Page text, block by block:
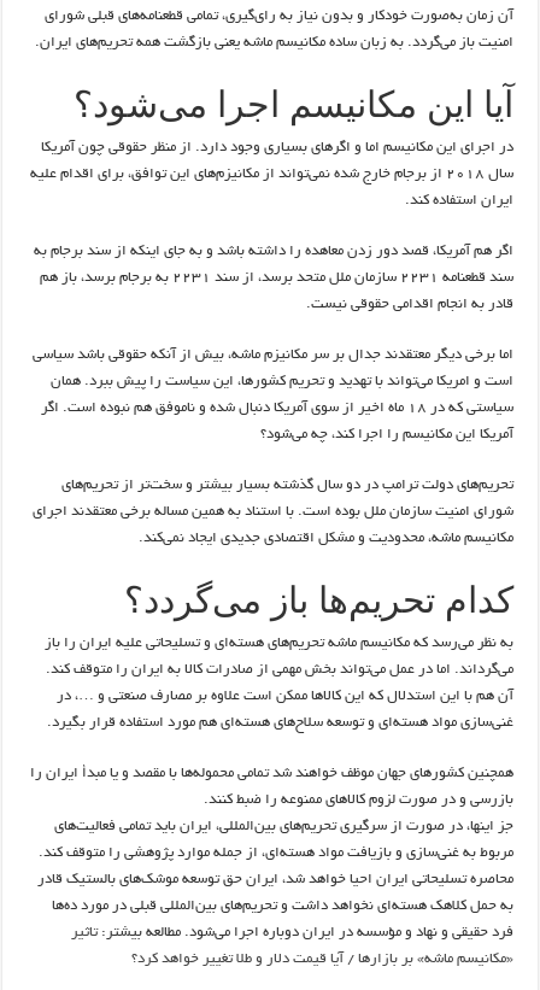
آن زمان به‌صورت خودکار و بدون نیاز به رای‌گیری، تمامی قطعنامه‌های قبلی شورای
امنیت باز می‌گردد. به زبان ساده مکانیسم ماشه یعنی بازگشت همه تحریم‌های ایران.
آیا این مکانیسم اجرا می‌شود؟
در اجرای این مکانیسم اما و اگرهای بسیاری وجود دارد. از منظر حقوقی چون آمریکا
سال ۲۰۱۸ از برجام خارج شده نمی‌تواند از مکانیزم‌های این توافق، برای اقدام علیه
ایران استفاده کند.
اگر هم آمریکا، قصد دور زدن معاهده را داشته باشد و به جای اینکه از سند برجام به
سند قطعنامه ۲۲۳۱ سازمان ملل متحد برسد، از سند ۲۲۳۱ به برجام برسد، باز هم
قادر به انجام اقدامی حقوقی نیست.
اما برخی دیگر معتقدند جدال‌ بر سر مکانیزم ماشه، بیش از آنکه حقوقی باشد سیاسی
است و امریکا می‌تواند با تهدید و تحریم کشورها، این سیاست را پیش ببرد. همان
سیاستی که در ۱۸ ماه اخیر از سوی آمریکا دنبال شده و ناموفق هم نبوده است. اگر
آمریکا این مکانیسم را اجرا کند، چه می‌شود؟
تحریم‌های دولت ترامپ در دو سال گذشته بسیار بیشتر و سخت‌تر از تحریم‌های
شورای امنیت سازمان ملل بوده است. با استناد به همین مساله برخی معتقدند اجرای
مکانیسم ماشه، محدودیت و مشکل اقتصادی جدیدی ایجاد نمی‌کند.
کدام تحریم‌ها باز می‌گردد؟
به نظر می‌رسد که مکانیسم ماشه تحریم‌های هسته‌ای و تسلیحاتی علیه ایران را باز
می‌گرداند. اما در عمل می‌تواند بخش مهمی از صادرات کالا به ایران را متوقف کند.
آن هم با این استدلال که این کالاها ممکن است علاوه بر مصارف صنعتی و …، در
غنی‌سازی مواد هسته‌ای و توسعه سلاح‌های هسته‌ای هم مورد استفاده قرار بگیرد.
همچنین کشورهای جهان موظف خواهند شد تمامی محموله‌ها با مقصد و یا مبدأ ایران را
بازرسی و در صورت لزوم کالاهای ممنوعه را ضبط کنند.
جز اینها، در صورت از سرگیری تحریم‌های بین‌المللی، ایران باید تمامی فعالیت‌های
مربوط به غنی‌سازی و بازیافت مواد هسته‌ای، از جمله موارد پژوهشی را متوقف کند.
محاصره تسلیحاتی ایران احیا خواهد شد، ایران حق توسعه موشک‌های بالستیک قادر
به حمل کلاهک هسته‌ای نخواهد داشت و تحریم‌های بین‌المللی قبلی در مورد ده‌ها
فرد حقیقی و نهاد و مؤسسه در ایران دوباره اجرا می‌شود. مطالعه بیشتر:تاثیر
«مکانیسم ماشه» بر بازارها / آیا قیمت دلار و طلا تغییر خواهد کرد؟